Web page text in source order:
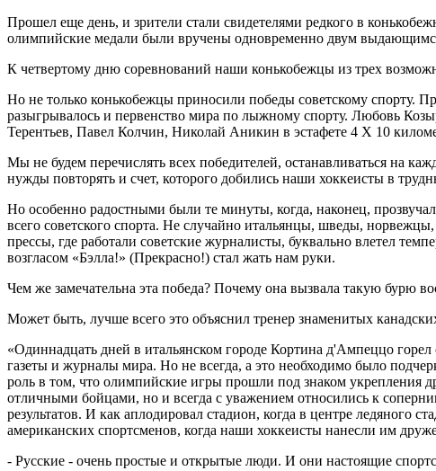
Прошел еще день, и зрители стали свидетелями редкого в
олимпийские медали были вручены одновременно двум
К четвертому дню соревнований наши конькобежцы из трех
Но не только конькобежцы приносили победы советскому спорту.
разыгрывалось и первенство мира по лыжному спорту. Любовь
Терентьев, Павел Колчин, Николай Аникин в эстафете 4 X 10
Мы не будем перечислять всех победителей, останавливаться на
нужды повторять и счет, которого добились наши хоккеисты в
Но особенно радостными были те минуты, когда, наконец,
всего советского спорта. Не случайно итальянцы, шведы,
прессы, где работали советские журналисты, буквально влетел
возгласом «Бэлла!» (Прекрасно!) стал жать нам руки.
Чем же замечательна эта победа? Почему она вызвала такую бурю
Может быть, лучше всего это объяснил тренер знаменитых
«Одиннадцать дней в итальянском городе Кортина д'Ампеццо
газеты и журналы мира. Но не всегда, а это необходимо было
роль в том, что олимпийские игры прошли под знаком укрепления
отличными бойцами, но и всегда с уважением относились к
результатов. И как аплодировал стадион, когда в центре ледяного
американских спортсменов, когда наши хоккеисты нанесли им
- Русские - очень простые и открытые люди. И они настоящие